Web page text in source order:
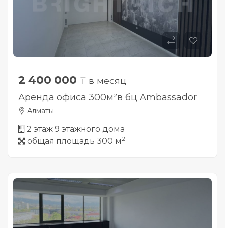
2 400 000 ₸ в месяц
Аренда офиса 300м²в бц Ambassador
Алматы
2 этаж 9 этажного дома
общая площадь 300 м2